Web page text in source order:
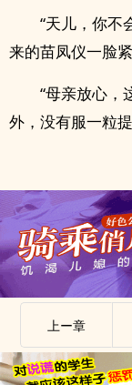
“天儿，你不
来的苗凤仪一脸
“母亲放心，
外，没有服一粒
上ー章